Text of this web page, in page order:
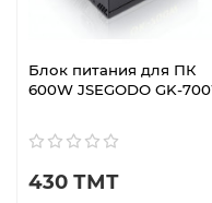
Блок питания для ПК
600W JSEGODO GK-
430 ТМТ